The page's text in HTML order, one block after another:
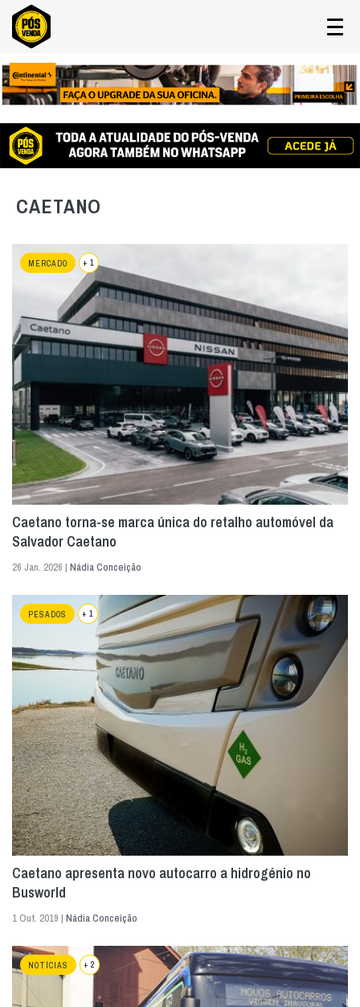
CAETANO
MERCADO + 1
Caetano torna-se marca única do retalho automóvel da
Salvador Caetano
26 Jan. 2026 | Nádia Conceição
PESADOS + 1
Caetano apresenta novo autocarro a hidrogénio no
Busworld
1 Out. 2019 | Nádia Conceição
NOTÍCIAS + 2